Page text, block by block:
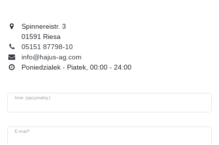
Spinnereistr. 3
01591 Riesa
05151 87798-10
info@hajus-ag.com
Poniedzialek - Piatek, 00:00 - 24:00
Imie (opcjonalny)
E-mail*